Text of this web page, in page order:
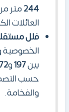
244متر
العائلات
فلل
الخصوصية
بين197و
حسب
والفخامة.